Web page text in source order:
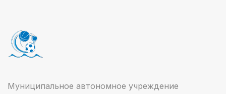
Муниципальное автономное учреждение